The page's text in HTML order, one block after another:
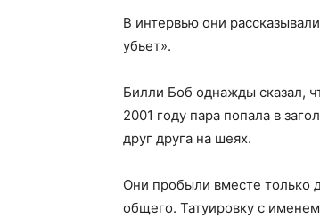
В интервью они
убьет».
Билли Боб однажды сказал,
2001 году пара попала в
друг друга на шеях.
Они пробыли вместе только
общего. Татуировку с